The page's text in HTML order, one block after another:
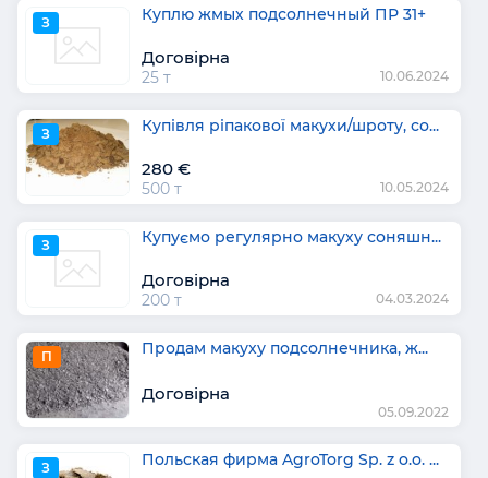
З Куплю жмых подсолнечный ПР 31+
Договірна
25 т 10.06.2024
З Купівля ріпакової макухи/шроту, со...
280 €
500 т 10.05.2024
З Купуємо регулярно макуху соняшн...
Договірна
200 т 04.03.2024
П Продам макуху подсолнечника, ж...
Договірна
05.09.2022
З Польская фирма AgroTorg Sp. z o.o. ...